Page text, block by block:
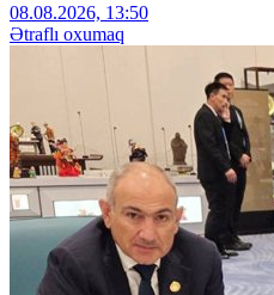
08.08.2026, 13:50
Ətraflı oxumaq